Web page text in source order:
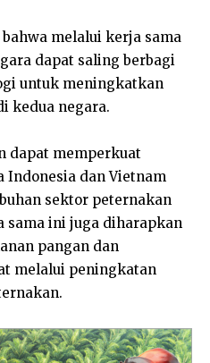
melalui kerja sama
dapat saling berbagi
untuk meningkatkan
kedua negara.
dapat memperkuat
Indonesia dan Vietnam
sektor peternakan
sama ini juga diharapkan
pangan dan
melalui peningkatan